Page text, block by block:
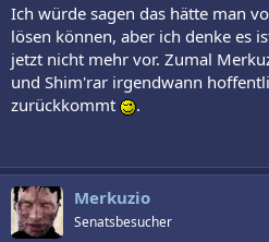
Ich würde sagen das hätte man
lösen können, aber ich denke es
jetzt nicht mehr vor. Zumal
und Shim'rar irgendwann
zurückkommt
.
Merkuzio
Senatsbesucher